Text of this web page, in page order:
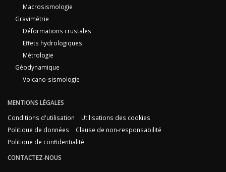
Macrosismologie
Gravimétrie
Déformations crustales
Effets hydrologiques
Métrologie
Géodynamique
Volcano-sismologie
MENTIONS LÉGALES
Conditions d'utilisation
Utilisations des cookies
Politique de données
Clause de non-responsabilité
Politique de confidentialité
CONTACTEZ-NOUS